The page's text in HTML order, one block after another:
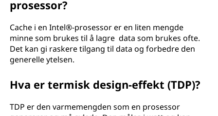
prosessor?
Cache i en Intel®-prosessor er en liten mengde
minne som brukes til å lagre data som brukes ofte.
Det kan gi raskere tilgang til data og forbedre den
generelle ytelsen.
Hva er termisk design-effekt (TDP)?
TDP er den varmemengden som en prosessor